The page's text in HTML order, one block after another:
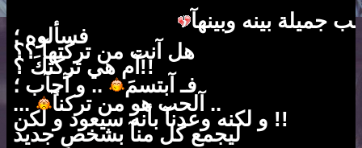
فسألوه ؛
هل آنت من تركتهآ ؟؟
آم هي تركتكَ ؟!!
فـ آبتسمَ .. و آجآب ؛
... آلحب هو من تركنآ ..
و لكنه وعدنآ بأنه سيعود و لكن !!
ليجمع كل منآ بشخصٍ جديد